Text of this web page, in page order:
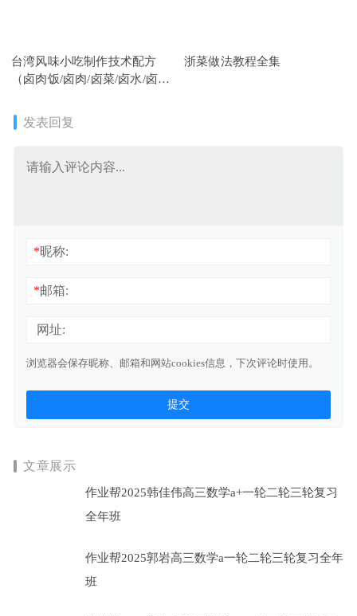
台湾风味小吃制作技术配方
（卤肉饭/卤肉/卤菜/卤水/卤
浙菜做法教程全集
发表回复
*昵称:
*邮箱:
网址:
浏览器会保存昵称、邮箱和网站cookies信息，下次评论时使用。
文章展示
作业帮2025韩佳伟高三数学a+一轮二轮三轮复习
全年班
作业帮2025郭岩高三数学a一轮二轮三轮复习全年
班